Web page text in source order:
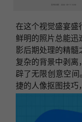
发布日期：2024-09-11 10:55
在这个视觉盛宴盛
鲜明的照片总能迅
影后期处理的精髓
复杂的背景中剥离
辟了无限创意空
捷的人像抠图技巧